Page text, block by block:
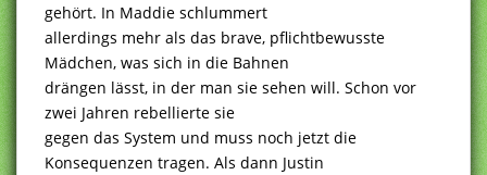
gehört. In Maddie schlummert
allerdings mehr als das brave, pflichtbewusste
Mädchen, was sich in die Bahnen
drängen lässt, in der man sie sehen will. Schon vor
zwei Jahren rebellierte sie
gegen das System und muss noch jetzt die
Konsequenzen tragen. Als dann Justin